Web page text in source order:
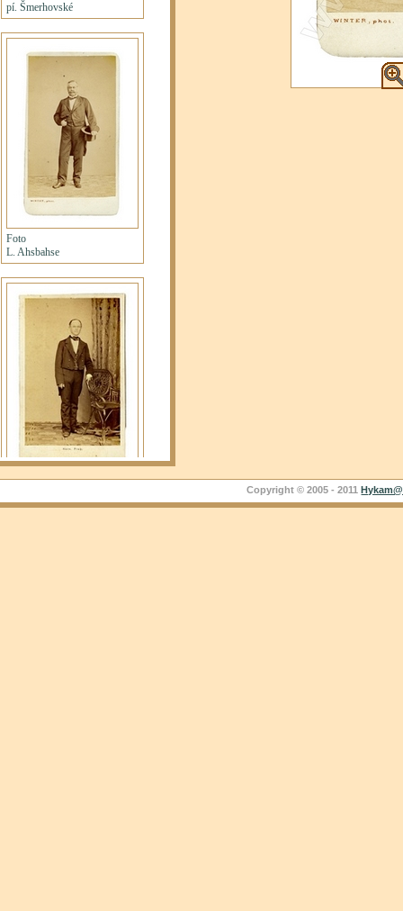
Copyright © 2005 - 2011